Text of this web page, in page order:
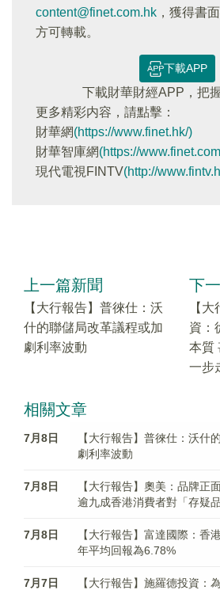
content@finet.com.hk ，獲得書
方可轉載。
下載APP
下載財華財經APP，把
更多精彩内容，請點擊：
財華網(https://www.finet.hk/)
財華智庫網(https://
現代電視FINTV(http://
上一篇新聞
【大行報告】普徠仕：沃
什的聯儲局改革議程或加
劇利率波動
下
【
資：
本質
一步
相關文章
7月8日
【大行報告】普徠仕：沃什
劇利率波動
7月8日
【大行報告】奧美：品牌正
逾九成香港消費者對「存疑
7月8日
【大行報告】富達國際：香
年平均回報為6.78%
7月7日
【大行報告】施羅德投資：